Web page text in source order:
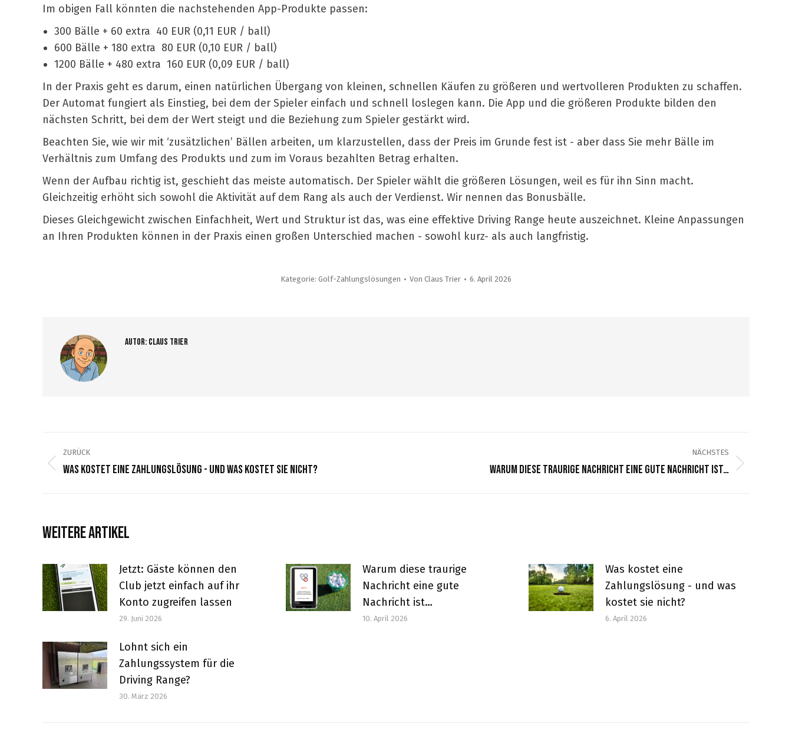
Im obigen Fall könnten die nachstehenden App-Produkte passen:
300 Bälle + 60 extra 40 EUR (0,11 EUR / ball)
600 Bälle + 180 extra 80 EUR (0,10 EUR / ball)
1200 Bälle + 480 extra 160 EUR (0,09 EUR / ball)
In der Praxis geht es darum, einen natürlichen Übergang von kleinen, schnellen Käufen zu größeren und wertvolleren Produkten zu schaffen.
Der Automat fungiert als Einstieg, bei dem der Spieler einfach und schnell loslegen kann. Die App und die größeren Produkte bilden den
nächsten Schritt, bei dem der Wert steigt und die Beziehung zum Spieler gestärkt wird.
Beachten Sie, wie wir mit ‘zusätzlichen’ Bällen arbeiten, um klarzustellen, dass der Preis im Grunde fest ist - aber dass Sie mehr Bälle im
Verhältnis zum Umfang des Produkts und zum im Voraus bezahlten Betrag erhalten.
Wenn der Aufbau richtig ist, geschieht das meiste automatisch. Der Spieler wählt die größeren Lösungen, weil es für ihn Sinn macht.
Gleichzeitig erhöht sich sowohl die Aktivität auf dem Rang als auch der Verdienst. Wir nennen das Bonusbälle.
Dieses Gleichgewicht zwischen Einfachheit, Wert und Struktur ist das, was eine effektive Driving Range heute auszeichnet. Kleine Anpassungen
an Ihren Produkten können in der Praxis einen großen Unterschied machen - sowohl kurz- als auch langfristig.
Kategorie: Golf-Zahlungslösungen Von Claus Trier 6. April 2026
Autor: Claus Trier
Kommentarnavigation
ZURÜCK
Vorheriger
Was kostet eine Zahlungslösung - und was kostet sie nicht?
NÄCHSTES
Warum diese traurige Nachricht eine gute Nachricht ist…
WEITERE ARTIKEL
Jetzt: Gäste können den
Club jetzt einfach auf ihr
Konto zugreifen lassen
29. Juni 2026
Warum diese traurige
Nachricht eine gute
Nachricht ist…
10. April 2026
Was kostet eine
Zahlungslösung - und was
kostet sie nicht?
6. April 2026
Lohnt sich ein
Zahlungssystem für die
Driving Range?
30. März 2026